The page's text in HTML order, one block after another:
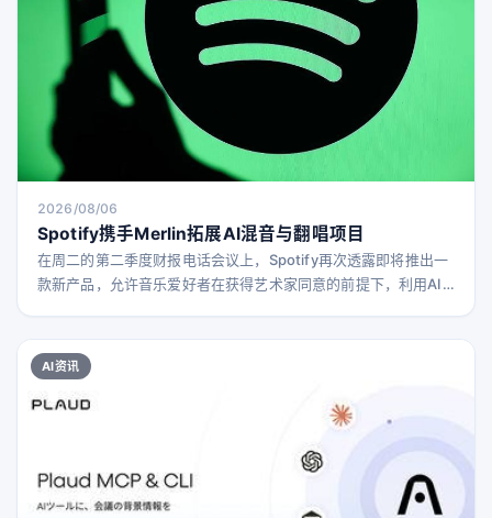
2026/08/06
Spotify携手Merlin拓展AI混音与翻唱项目
在周二的第二季度财报电话会议上，Spotify再次透露即将推出一
款新产品，允许音乐爱好者在获得艺术家同意的前提下，利用AI
Group（UMG）共同推动这一AI音乐项目。此次合作将使Merlin
网络中超过3万个厂牌加入该产品，支持参与艺术家的粉丝制作翻
唱和混音作品。 S
AI资讯